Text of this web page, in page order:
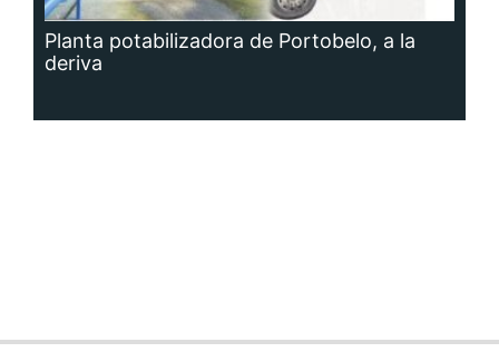
Planta potabilizadora de Portobelo, a la
deriva